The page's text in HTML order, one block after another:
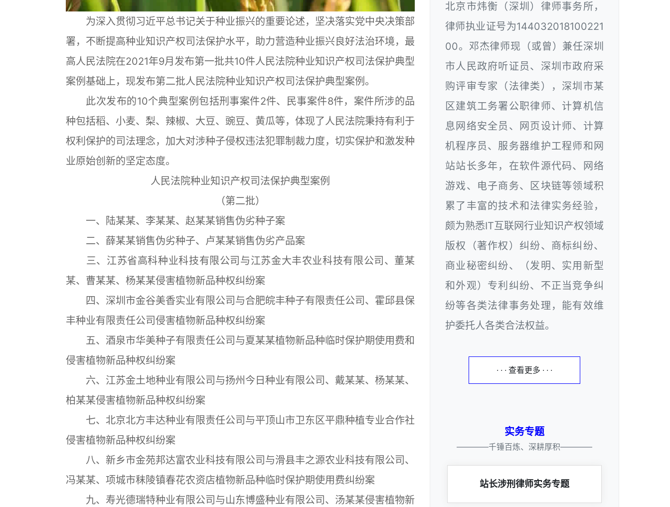
为深入贯彻习近平总书记关于种业振兴的重要论述，坚决落实党中央决策部
署，不断提高种业知识产权司法保护水平，助力营造种业振兴良好法治环境，最
高人民法院在2021年9月发布第一批共10件人民法院种业知识产权司法保护典型
案例基础上，现发布第二批人民法院种业知识产权司法保护典型案例。
此次发布的10个典型案例包括刑事案件2件、民事案件8件，案件所涉的品
种包括稻、小麦、梨、辣椒、大豆、豌豆、黄瓜等，体现了人民法院秉持有利于
权利保护的司法理念，加大对涉种子侵权违法犯罪制裁力度，切实保护和激发种
业原始创新的坚定态度。
人民法院种业知识产权司法保护典型案例
（第二批）
一、陆某某、李某某、赵某某销售伪劣种子案
二、薛某某销售伪劣种子、卢某某销售伪劣产品案
三、江苏省高科种业科技有限公司与江苏金大丰农业科技有限公司、董某
某、曹某某、杨某某侵害植物新品种权纠纷案
四、深圳市金谷美香实业有限公司与合肥皖丰种子有限责任公司、霍邱县保
丰种业有限责任公司侵害植物新品种权纠纷案
五、酒泉市华美种子有限责任公司与夏某某植物新品种临时保护期使用费和
侵害植物新品种权纠纷案
六、江苏金土地种业有限公司与扬州今日种业有限公司、戴某某、杨某某、
柏某某侵害植物新品种权纠纷案
七、北京北方丰达种业有限责任公司与平顶山市卫东区平鼎种植专业合作社
侵害植物新品种权纠纷案
八、新乡市金苑邦达富农业科技有限公司与滑县丰之源农业科技有限公司、
冯某某、项城市秣陵镇春花农资店植物新品种临时保护期使用费纠纷案
九、寿光德瑞特种业有限公司与山东博盛种业有限公司、汤某某侵害植物新
北京市炜衡（深圳）律师事务所，
律师执业证号为144032018100221
00。邓杰律师现（或曾）兼任深圳
市人民政府听证员、深圳市政府采
购评审专家（法律类），深圳市某
区建筑工务署公职律师、计算机信
息网络安全员、网页设计师、计算
机程序员、服务器维护工程师和网
站站长多年，在软件源代码、网络
游戏、电子商务、区块链等领域积
累了丰富的技术和法律实务经验，
颇为熟悉IT互联网行业知识产权领域
版权（著作权）纠纷、商标纠纷、
商业秘密纠纷、（发明、实用新型
和外观）专利纠纷、不正当竞争纠
纷等各类法律事务处理，能有效维
护委托人各类合法权益。
· · · 查看更多 · · ·
实务专题
————千锤百炼、深耕厚积————
站长涉刑律师实务专题